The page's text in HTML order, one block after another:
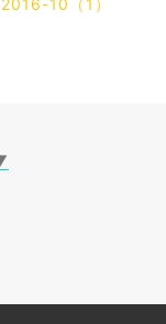
2016-10（1）